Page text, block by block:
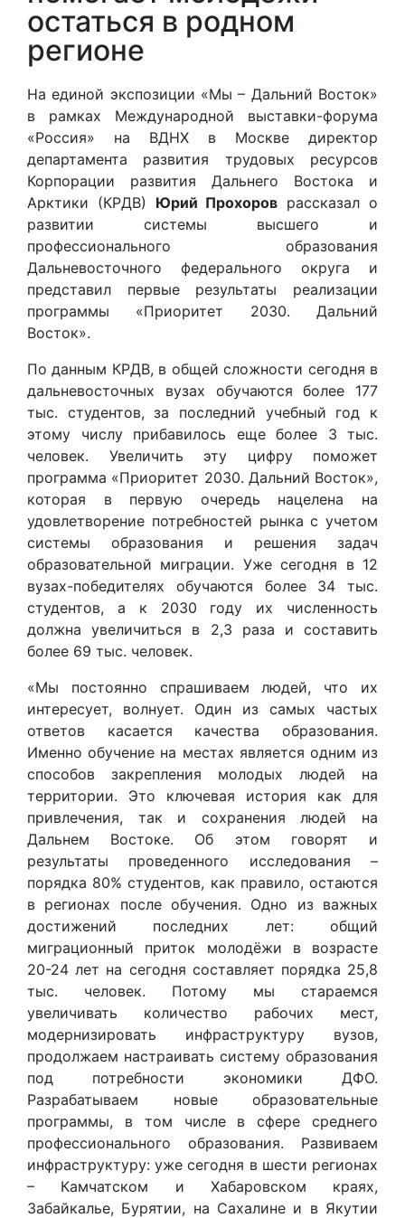
остаться в родном
регионе
На единой экспозиции «Мы – Дальний Восток»
в рамках Международной выставки-форума
«Россия» на ВДНХ в Москве директор
департамента развития трудовых ресурсов
Корпорации развития Дальнего Востока и
Арктики (КРДВ) Юрий Прохоров рассказал о
развитии системы высшего и
профессионального образования
Дальневосточного федерального округа и
представил первые результаты реализации
программы «Приоритет 2030. Дальний
Восток».
По данным КРДВ, в общей сложности сегодня в
дальневосточных вузах обучаются более 177
тыс. студентов, за последний учебный год к
этому числу прибавилось еще более 3 тыс.
человек. Увеличить эту цифру поможет
программа «Приоритет 2030. Дальний Восток»,
которая в первую очередь нацелена на
удовлетворение потребностей рынка с учетом
системы образования и решения задач
образовательной миграции. Уже сегодня в 12
вузах-победителях обучаются более 34 тыс.
студентов, а к 2030 году их численность
должна увеличиться в 2,3 раза и составить
более 69 тыс. человек.
«Мы постоянно спрашиваем людей, что их
интересует, волнует. Один из самых частых
ответов касается качества образования.
Именно обучение на местах является одним из
способов закрепления молодых людей на
территории. Это ключевая история как для
привлечения, так и сохранения людей на
Дальнем Востоке. Об этом говорят и
результаты проведенного исследования –
порядка 80% студентов, как правило, остаются
в регионах после обучения. Одно из важных
достижений последних лет: общий
миграционный приток молодёжи в возрасте
20-24 лет на сегодня составляет порядка 25,8
тыс. человек. Потому мы стараемся
увеличивать количество рабочих мест,
модернизировать инфраструктуру вузов,
продолжаем настраивать систему образования
под потребности экономики ДФО.
Разрабатываем новые образовательные
программы, в том числе в сфере среднего
профессионального образования. Развиваем
инфраструктуру: уже сегодня в шести регионах
– Камчатском и Хабаровском краях,
Забайкалье, Бурятии, на Сахалине и в Якутии